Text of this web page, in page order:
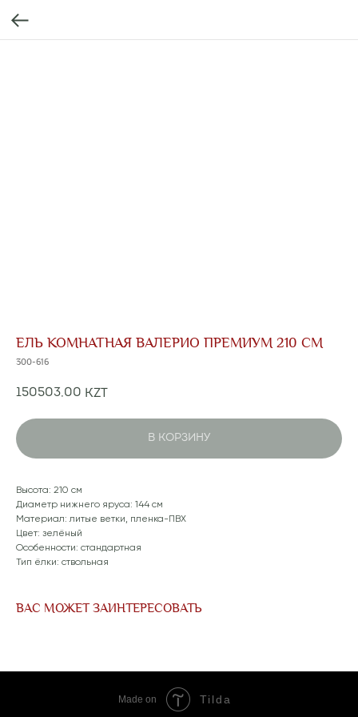
ЕЛЬ КОМНАТНАЯ ВАЛЕРИО ПРЕМИУМ 210 СМ
300-616
150503,00 KZT
В КОРЗИНУ
Высота: 210 см
Диаметр нижнего яруса: 144 см
Материал: литые ветки, пленка-ПВХ
Цвет: зелёный
Особенности: стандартная
Тип ёлки: ствольная
ВАС МОЖЕТ ЗАИНТЕРЕСОВАТЬ
Made on Tilda